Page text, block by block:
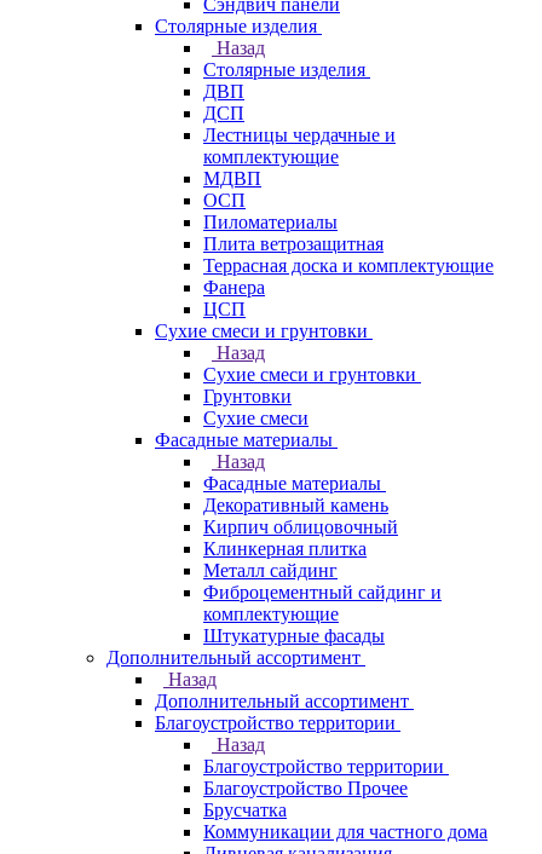
Сэндвич панели
Столярные изделия
Назад
Столярные изделия
ДВП
ДСП
Лестницы чердачные и
комплектующие
МДВП
ОСП
Пиломатериалы
Плита ветрозащитная
Террасная доска и комплектующие
Фанера
ЦСП
Сухие смеси и грунтовки
Назад
Сухие смеси и грунтовки
Грунтовки
Сухие смеси
Фасадные материалы
Назад
Фасадные материалы
Декоративный камень
Кирпич облицовочный
Клинкерная плитка
Металл сайдинг
Фиброцементный сайдинг и
комплектующие
Штукатурные фасады
Дополнительный ассортимент
Назад
Дополнительный ассортимент
Благоустройство территории
Назад
Благоустройство территории
Благоустройство Прочее
Брусчатка
Коммуникации для частного дома